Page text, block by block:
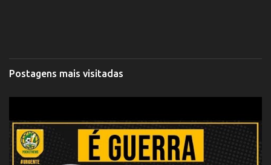
Postagens mais visitadas